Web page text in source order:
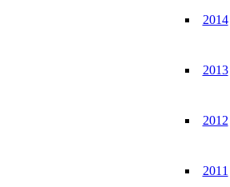
2014
2013
2012
2011